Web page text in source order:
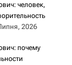
человек,
2026
почему